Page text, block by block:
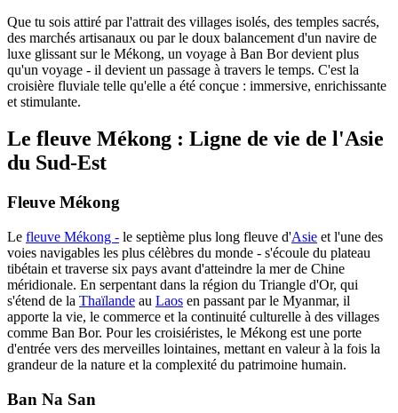
Que tu sois attiré par l'attrait des villages isolés, des temples sacrés,
des marchés artisanaux ou par le doux balancement d'un navire de
luxe glissant sur le Mékong, un voyage à Ban Bor devient plus
qu'un voyage - il devient un passage à travers le temps. C'est la
croisière fluviale telle qu'elle a été conçue : immersive, enrichissante
et stimulante.
Le fleuve Mékong : Ligne de vie de l'Asie
du Sud-Est
Fleuve Mékong
Le fleuve Mékong - le septième plus long fleuve d'Asie et l'une des
voies navigables les plus célèbres du monde - s'écoule du plateau
tibétain et traverse six pays avant d'atteindre la mer de Chine
méridionale. En serpentant dans la région du Triangle d'Or, qui
s'étend de la Thaïlande au Laos en passant par le Myanmar, il
apporte la vie, le commerce et la continuité culturelle à des villages
comme Ban Bor. Pour les croisiéristes, le Mékong est une porte
d'entrée vers des merveilles lointaines, mettant en valeur à la fois la
grandeur de la nature et la complexité du patrimoine humain.
Ban Na San